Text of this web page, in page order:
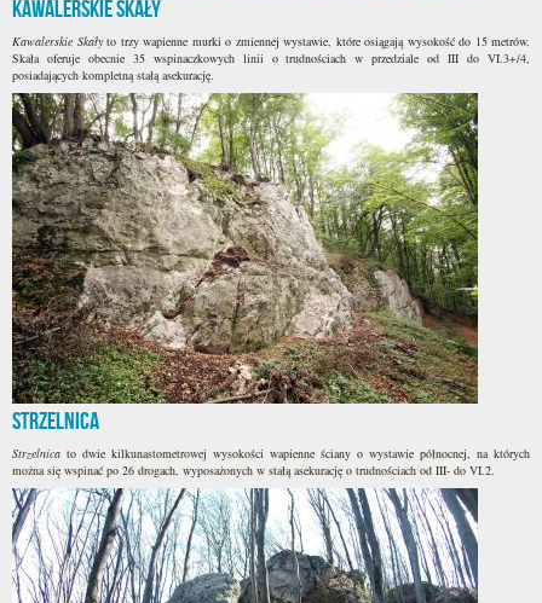
Kawalerskie Skały
Kawalerskie Skałyto trzy wapienne murki o zmiennej wystawie, które osiągają wysokość do 15 metrów.
Skała oferuje obecnie 35 wspinaczkowych linii o trudnościach w przedziale od III do VI.3+/4,
posiadających kompletną stałą asekurację.
Strzelnica
Strzelnica to dwie kilkunastometrowej wysokości wapienne ściany o wystawie północnej, na których
można się wspinać po 26 drogach, wyposażonych w stałą asekurację o trudnościach od III- do VI.2.